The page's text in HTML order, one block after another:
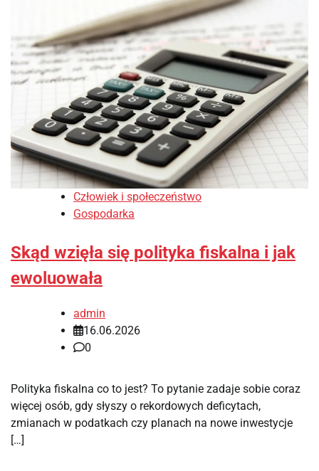
Człowiek i społeczeństwo
Gospodarka
Skąd wzięła się polityka fiskalna i jak
ewoluowała
admin
16.06.2026
0
Polityka fiskalna co to jest? To pytanie zadaje sobie coraz
więcej osób, gdy słyszy o rekordowych deficytach,
zmianach w podatkach czy planach na nowe inwestycje
[…]